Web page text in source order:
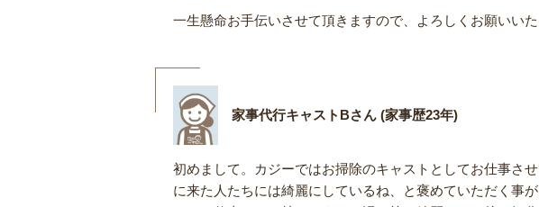
一生懸命お手伝いさせて頂きますので、よろしくお願いいた
家事代行キャストBさん (家事歴23年)
初めまして。カジーではお掃除のキャストとしてお仕事さ
に来た人たちには綺麗にしているね、と褒めていただく事が